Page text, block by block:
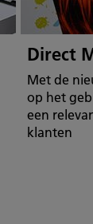
Direct
Met de
op het
een
klanten